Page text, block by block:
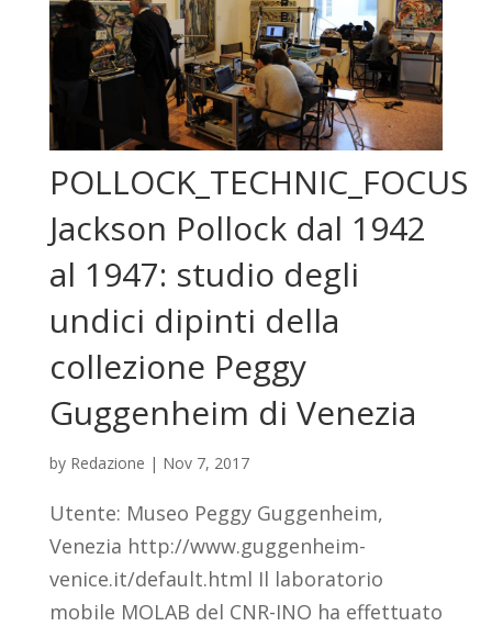
POLLOCK_TECHNIC_FOCUS
Jackson Pollock dal 1942
al 1947: studio degli
undici dipinti della
collezione Peggy
Guggenheim di Venezia
by Redazione | Nov 7, 2017
Utente: Museo Peggy Guggenheim,
Venezia http://www.guggenheim-
venice.it/default.html Il laboratorio
mobile MOLAB del CNR-INO ha effettuato